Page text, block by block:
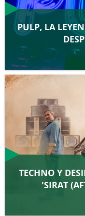
PULP, LA
TECHNO Y
'SIRAT